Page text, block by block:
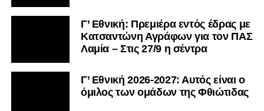
Γ’ Εθνική: Πρεμιέρα εντός έδρας με
Κατσαντώνη Αγράφων για τον ΠΑΣ
Λαμία – Στις 27/9 η σέντρα
Γ’ Εθνική 2026-2027: Αυτός είναι ο
όμιλος των ομάδων της Φθιώτιδας